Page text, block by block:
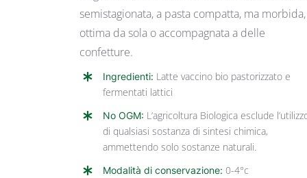
semistagionata, a pasta compatta, ma morbida,
ottima da sola o accompagnata a delle
confetture.
Ingredienti: Latte vaccino bio pastorizzato e
fermentati lattici
No OGM: L’agricoltura Biologica esclude
di qualsiasi sostanza di sintesi chimica,
ammettendo solo sostanze naturali.
Modalità di conservazione: 0-4°c